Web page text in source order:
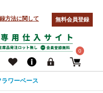
方法に関して 無料会員登録
0
ラワーベース